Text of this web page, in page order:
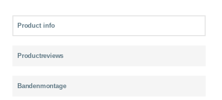
Product info
Productreviews
Bandenmontage